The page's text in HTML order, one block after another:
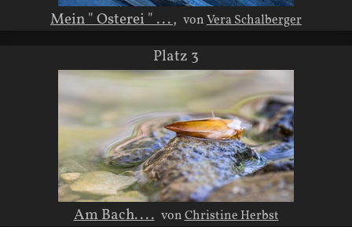
Mein " Osterei " ..., vonVera Schalberger
Platz 3
Am Bach.... vonChristine Herbst